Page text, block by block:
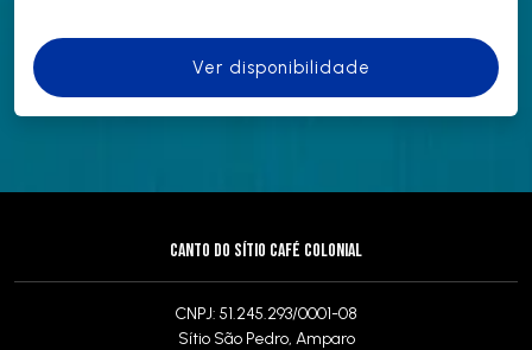
Ver disponibilidade
CANTO DO SÍTIO CAFÉ COLONIAL
CNPJ: 51.245.293/0001-08
Sítio São Pedro, Amparo